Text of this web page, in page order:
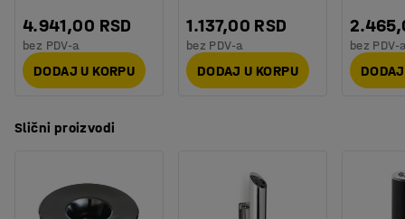
4.941,00 RSD
bez PDV-a
DODAJ U KORPU
1.137,00 RSD
bez PDV-a
DODAJ U KORPU
bez PDV-
Slični proizvodi